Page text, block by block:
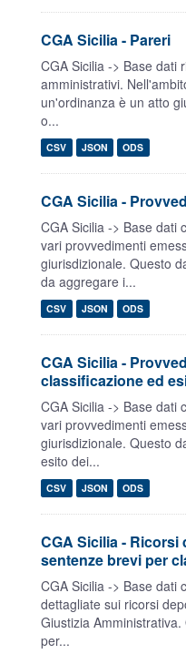
CGA Sicilia - Pareri
CGA Sicilia -> Base dati
amministrativi.
un'ordinanza è un atto
o...
CSV JSON ODS
CGA Sicilia -
CGA Sicilia -> Base dati
vari provvedimenti
giurisdizionale. Questo
da aggregare i...
CSV JSON ODS
CGA Sicilia -
classificazione ed
CGA Sicilia -> Base dati
vari provvedimenti
giurisdizionale. Questo
esito dei...
CSV JSON ODS
CGA Sicilia -
sentenze brevi per
CGA Sicilia -> Base dati
dettagliate sui ricorsi
Giustizia
per...